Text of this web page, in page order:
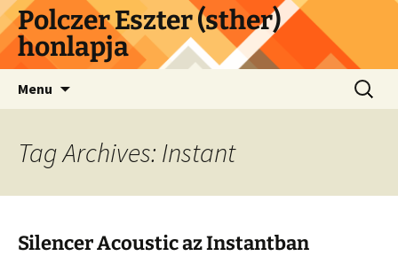
Skip
to
content
Polczer Eszter (sther)
honlapja
Menu
Search
for:
Tag Archives: Instant
Silencer Acoustic az Instantban